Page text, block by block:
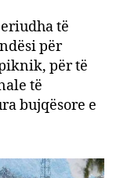
të
për
për të
të
bujqësore e